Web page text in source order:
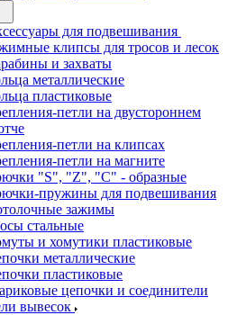
для подвешивания
клипсы для тросов и лесок
и захваты
металлические
пластиковые
петли на двустороннем
петли на клипсах
петли на магните
"S", "Z", "C" - образные
пружины для подвешивания
зажимы
стальные
и хомутики пластиковые
металлические
пластиковые
цепочки и соединители
вывесок